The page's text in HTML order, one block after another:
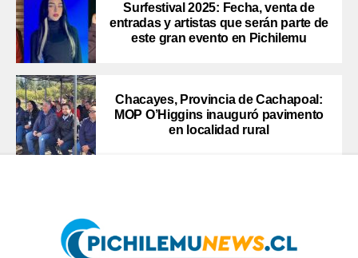
Surfestival 2025: Fecha, venta de
entradas y artistas que serán parte de
este gran evento en Pichilemu
Chacayes, Provincia de Cachapoal:
MOP O’Higgins inauguró pavimento
en localidad rural